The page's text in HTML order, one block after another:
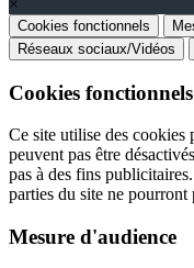
Cookies fonctionnels
Réseaux sociaux/Vidéos
Cookies fonctionnels
Ce site utilise des cookies
peuvent pas être
pas à des fins
parties du site ne pourront
Mesure d'audience